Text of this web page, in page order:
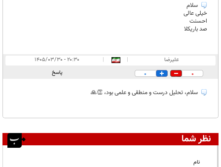
سلام
خیلی عالی
احسنت
صد باریکلا
علیرضا |
|
۲۰:۳۰ - ۱۴۰۵/۰۳/۳۰
0
0 پاسخ
سلام، تحلیل درست و منطقی و علمی بود، 👏🙏
نظر شما
نام